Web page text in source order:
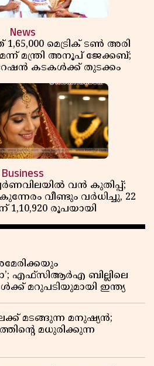
News
മെട്രിക് ടൺ അരി
മന്ത്രി അനൂപ് ജേക്കബ്;
കടകൾക്ക് തുടക്കം
Business
വൻ കുതിപ്പ്;
വീണ്ടും വർധിച്ചു, 22
1,10,920 രൂപയായി
എഫ്സിആർഎ ബില്ലിലെ
മറുപടിയുമായി ഇന്ത്യ
മടങ്ങുന്ന മനുഷ്യൻ;
മധുരിക്കുന്ന